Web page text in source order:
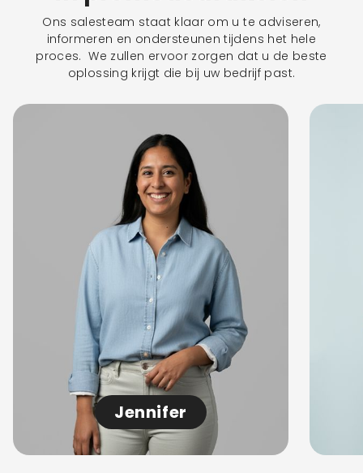
Ons salesteam staat klaar om u te adviseren,
informeren en ondersteunen tijdens het hele
proces. We zullen ervoor zorgen dat u de beste
oplossing krijgt die bij uw bedrijf past.
Jennifer